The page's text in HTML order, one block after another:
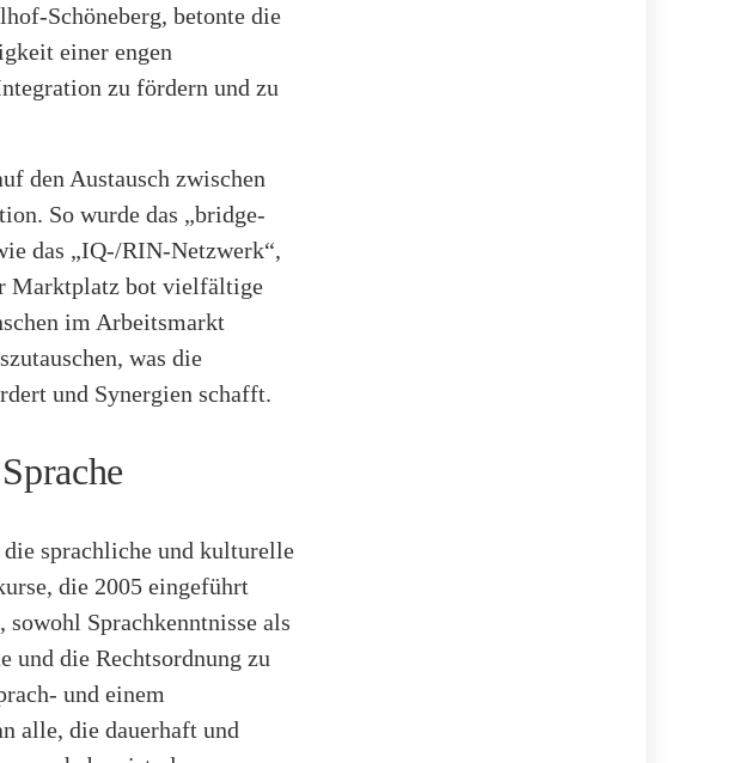
Schöneberg, betonte die
einer engen
zu fördern und zu
den Austausch zwischen
So wurde das „bridge-
das „IQ-/RIN-Netzwerk“,
Marktplatz bot vielfältige
im Arbeitsmarkt
was die
und Synergien schafft.
sprachliche und kulturelle
die 2005 eingeführt
Sprachkenntnisse als
und die Rechtsordnung zu
und einem
alle, die dauerhaft und